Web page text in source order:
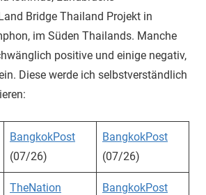
Bridge Thailand Projekt in
im Süden Thailands. Manche
positive und einige negativ,
Diese werde ich selbstverständlich
BangkokPost
(07/26)
BangkokPost
(07/26)
TheNation
BangkokPost